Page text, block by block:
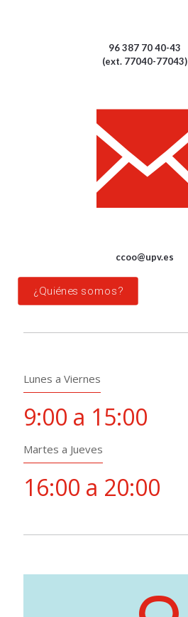
96 387 70 40-43
(ext. 77040-77043)
ccoo@upv.es
¿Quiénes somos?
Lunes a Viernes
9:00 a 15:00
Martes a Jueves
16:00 a 20:00